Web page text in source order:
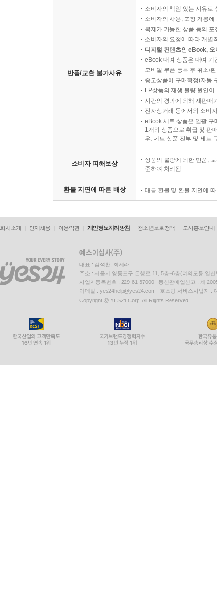
반품/교환 불가사유
소비자의 책임 있는 사유로
소비자의 사용, 포장 개봉
복제가 가능한 상품 등의
소비자의 요청에 따라 개별
디지털 컨텐츠인 eBook,
eBook 대여 상품은 대여 기
모바일 쿠폰 등록 후 취소/
중고상품이 구매확정(자동
LP상품의 재생 불량 원인
시간의 경과에 의해 재판매
전자상거래 등에서의 소비
eBook 세트 상품은 일괄 구
1개의 상품으로 취급 및 판
우, 세트 상품 전부 및 세트
소비자 피해보상
상품의 불량에 의한 반품,
준하여 처리됨
환불 지연에 따른 배상 대금 환불 및 환불 지연에
회사소개 인재채용 이용약관 개인정보처리방침 청소년보호정책 도서홍보안내
대표 : 김석환, 최세라
주소 : 서울시 영등포구 은행로 11, 5층~6층(여의도동,일신
사업자등록번호 : 229-81-37000 통신판매업신고 : 제
이메일 : yes24help@yes24.com 호스팅 서비스사업자 :
Copyright ⓒ YES24 Corp. All Rights Reserved.